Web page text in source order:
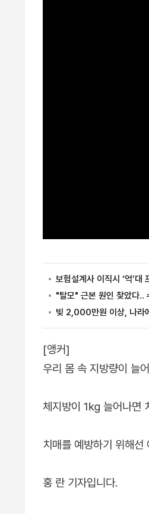
[앵커]
우리 몸 속 지방량이 늘
체지방이 1㎏ 늘어나면
치매를 예방하기 위해선
홍 란 기자입니다.